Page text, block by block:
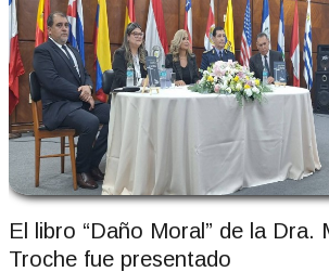
El libro “Daño Moral” de la Dra.
Troche fue presentado